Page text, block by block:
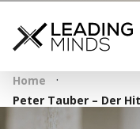
Home ·
Peter Tauber – Der